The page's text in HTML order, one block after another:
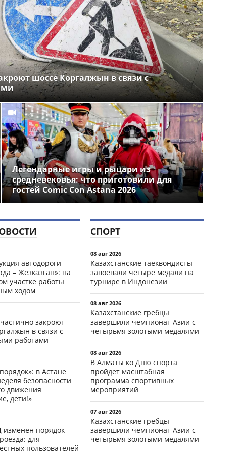
шоссе Коргалжын в связи с
Легендарные игры и рыцари из
средневековья: что приготовили для
гостей Comic Con Astana 2026
автодороги
– Жезказган»: на
участке работы
ходом
закроют
в связи с
работами
в Астане
безопасности
движения
дети!»
порядок
для
пользователей
СПОРТ
08 авг 2026
Казахстанские таеквондисты
завоевали четыре медали на
турнире в Индонезии
08 авг 2026
Казахстанские гребцы
завершили чемпионат Азии с
четырьмя золотыми медалями
08 авг 2026
В Алматы ко Дню спорта
пройдет масштабная
программа спортивных
мероприятий
07 авг 2026
Казахстанские гребцы
завершили чемпионат Азии с
четырьмя золотыми медалями